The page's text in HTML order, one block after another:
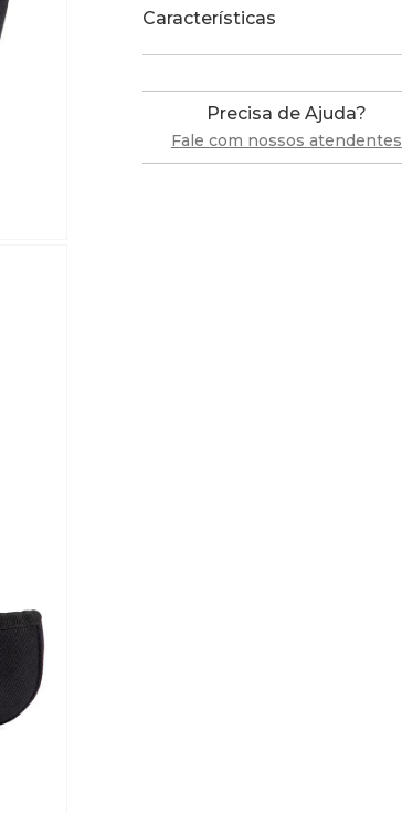
Características
Precisa de Ajuda?
Fale com nossos atendentes